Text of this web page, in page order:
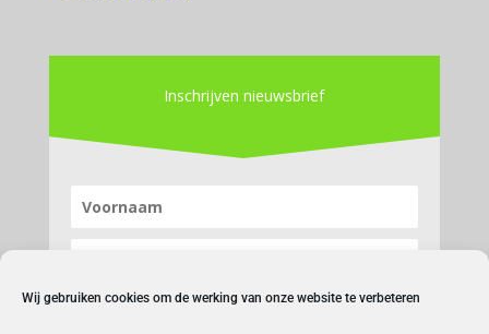
Wij gebruiken cookies om de werking van onze website te verbeteren
Inschrijven nieuwsbrief